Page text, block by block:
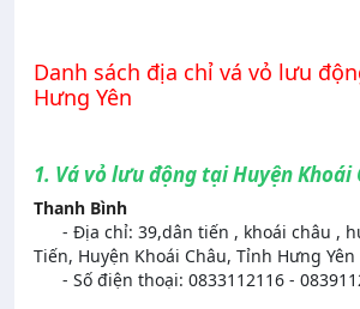
Danh sách địa chỉ vá vỏ lưu
Hưng Yên
1. Vá vỏ lưu động tại Huyện Khoái
Thanh Bình
- Địa chỉ: 39,dân tiến , khoái châu ,
Tiến, Huyện Khoái Châu, Tỉnh Hưng Yên
- Số điện thoại: 0833112116 -